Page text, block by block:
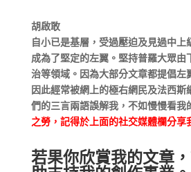
胡啟敢
自小已是基層，受過壓迫及見過中上
成為了堅定的左翼。堅持普羅大眾由
治等領域。因為大部分文章都提倡左
因此經常被網上的極右網民及法西斯
們的三言兩語誤解我，不如慢慢看我
之勞，記得於上面的社交媒體欄分享
若果你欣賞我的文章